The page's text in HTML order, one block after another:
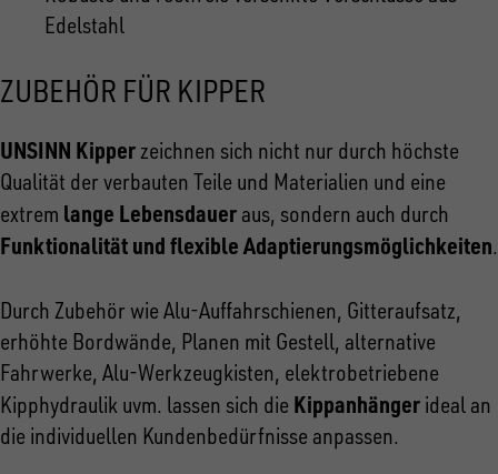
Edelstahl
ZUBEHÖR FÜR KIPPER
UNSINN Kipper zeichnen sich nicht nur durch höchste
Qualität der verbauten Teile und Materialien und eine
extrem lange Lebensdauer aus, sondern auch durch
Funktionalität und flexible Adaptierungsmöglichkeiten.
Durch Zubehör wie Alu-Auffahrschienen, Gitteraufsatz,
erhöhte Bordwände, Planen mit Gestell, alternative
Fahrwerke, Alu-Werkzeugkisten, elektrobetriebene
Kipphydraulik uvm. lassen sich die Kippanhänger ideal an
die individuellen Kundenbedürfnisse anpassen.